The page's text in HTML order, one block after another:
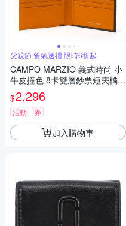
父親節 爸氣送禮 限時6折起
CAMPO MARZIO 義式時尚 小
牛皮撞色 8卡雙層鈔票短夾橘咖
撞色 父親節
$2,296
活動 券
加入購物車